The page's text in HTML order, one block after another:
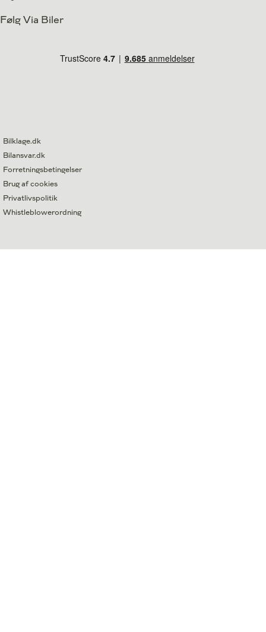
Følg Via Biler
Bilklage.dk
Bilansvar.dk
Forretningsbetingelser
Brug af cookies
Privatlivspolitik
Whistleblowerordning